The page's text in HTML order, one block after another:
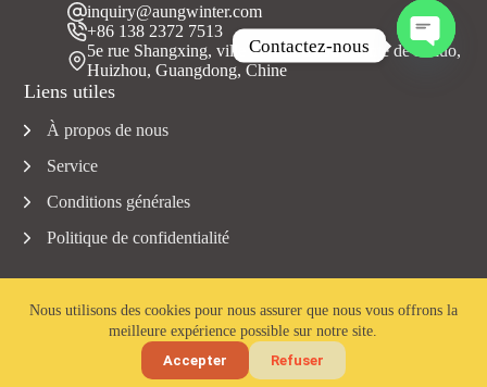
Nous utilisons des cookies pour nous assurer que nous vous offrons la
meilleure expérience possible sur notre site.
Accepter
Refuser
inquiry@aungwinter.com
+86 138 2372 7513
5e rue Shangxing, ville de Yuanzhou, comté de Boluo,
Huizhou, Guangdong, Chine
Liens utiles
À propos de nous
Service
Conditions générales
Politique de confidentialité
Copyright © 2023 Aungwinter tous droits réservés.
Contactez-nous
y